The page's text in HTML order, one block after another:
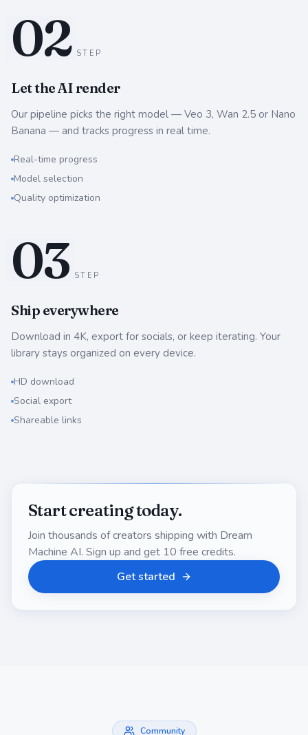
02 STEP
Let the AI render
Our pipeline picks the right model — Veo 3, Wan 2.5 or Nano
Banana — and tracks progress in real time.
Real-time progress
Model selection
Quality optimization
03 STEP
Ship everywhere
Download in 4K, export for socials, or keep iterating. Your
library stays organized on every device.
HD download
Social export
Shareable links
Start creating today.
Join thousands of creators shipping with Dream
Machine AI. Sign up and get 10 free credits.
Get started
Community